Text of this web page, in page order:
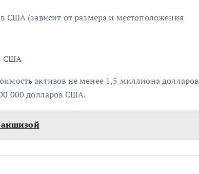
США (зависит от размера и местоположения
США
активов не менее 1,5 миллиона долларов
000 долларов США.